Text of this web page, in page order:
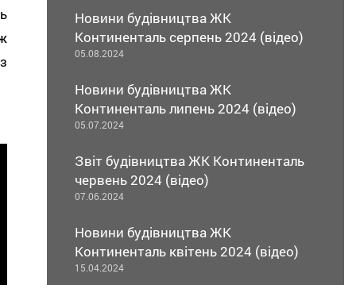
Новини будівництва ЖК
Континенталь серпень 2024 (відео)
05.08.2024
Новини будівництва ЖК
Континенталь липень 2024 (відео)
05.07.2024
Звіт будівництва ЖК Континенталь
червень 2024 (відео)
07.06.2024
Новини будівництва ЖК
Континенталь квітень 2024 (відео)
15.04.2024